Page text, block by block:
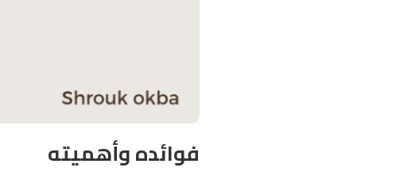
فوائده وأهميته